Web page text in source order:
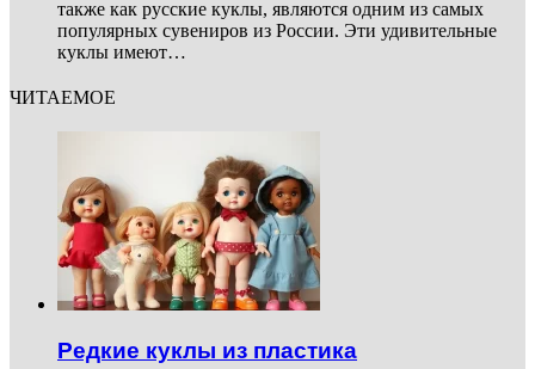
также как русские куклы, являются одним из самых
популярных сувениров из России. Эти удивительные
куклы имеют…
ЧИТАЕМОЕ
Редкие куклы из пластика